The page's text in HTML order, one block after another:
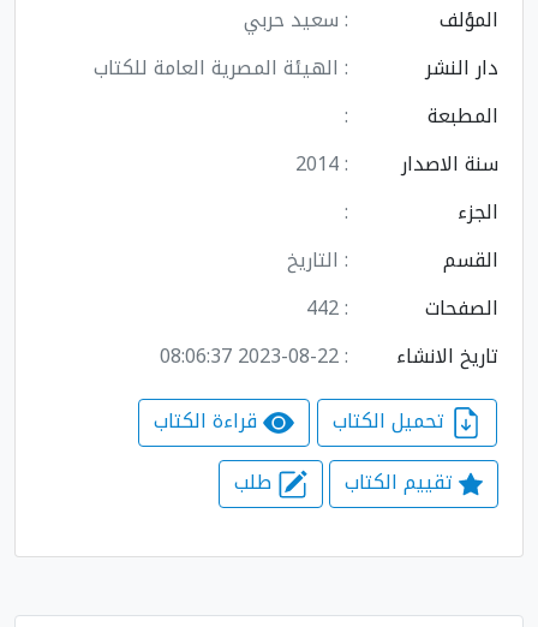
المؤلف
: سعيد حربي
دار النشر
: الهيئة المصرية العامة للكتاب
المطبعة
:
سنة الاصدار
: 2014
الجزء
:
القسم
: التاريخ
الصفحات
: 442
تاريخ الانشاء
: 2023-08-22 08:06:37
قراءة الكتاب
تقييم الكتاب
طلب